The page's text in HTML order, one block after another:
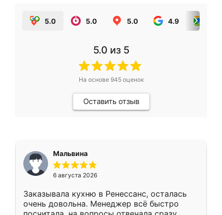
5.0 5.0 5.0 4.9
5.0 из 5
На основе 945оценок
Оставить отзыв
Мальвина
6 августа 2026
Заказывала кухню в Ренессанс, осталась
очень довольна. Менеджер всё быстро